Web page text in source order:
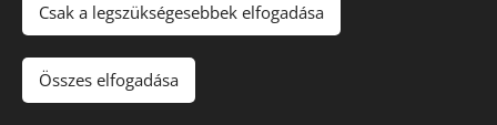
Csak a legszükségesebbek elfogadása
Összes elfogadása